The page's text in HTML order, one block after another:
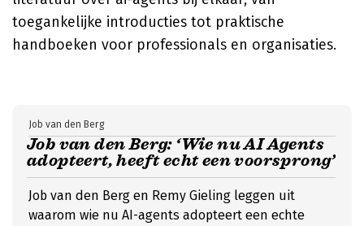
toegankelijke introducties tot praktische
handboeken voor professionals en organisaties.
Job van den Berg: ‘Wie nu AI Agents
adopteert, heeft echt een voorsprong’
Job van den Berg
Job van den Berg en Remy Gieling leggen uit
waarom wie nu AI-agents adopteert een echte